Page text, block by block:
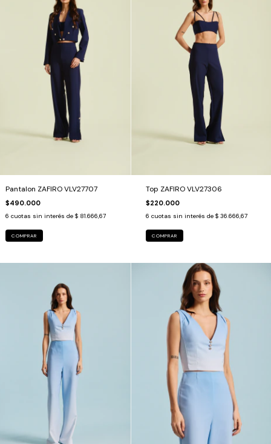
Pantalon ZAFIRO VLV27707
$490.000
6 cuotas sin interés de $ 81.666,67
COMPRAR
Top ZAFIRO VLV27306
$220.000
6 cuotas sin interés de $ 36.666,67
COMPRAR